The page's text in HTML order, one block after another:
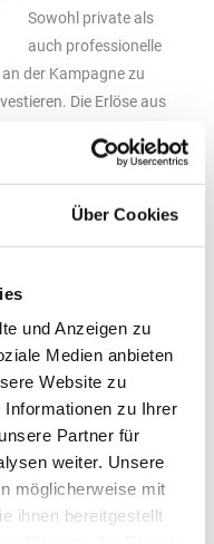
Über Cookies
und Anzeigen zu
Medien anbieten
Website zu
zu Ihrer
Partner für
weiter. Unsere
möglicherweise mit
ihnen bereitgestellt
Sowohl private als
auch professionelle
der Kampagne zu
Die Erlöse aus
Prozent haben,
von Ladestationen in
ultraschnellen
30 Minuten vollständig
und werden
der Crowdinvestments
in München und
(ChargeMunich.de)
Investitionsprogramm